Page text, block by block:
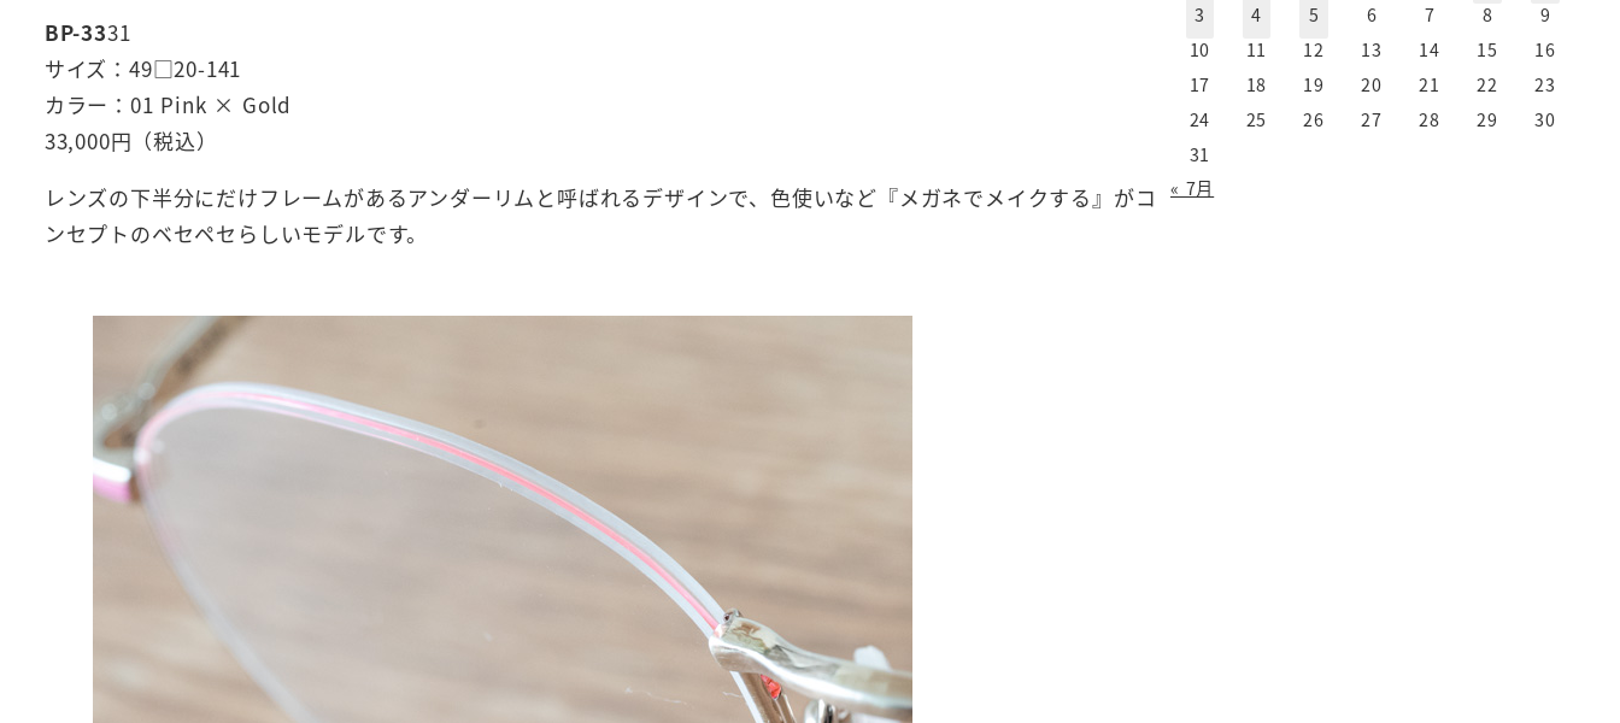
BP-3331
サイズ：49□20-141
カラー：01 Pink × Gold
33,000円（税込）
レンズの下半分にだけフレームがあるアンダーリムと呼ばれるデザインで、色使いなど『メガネでメイクする』がコ
ンセプトのベセペセらしいモデルです。
3
4 5 6 7 8
9
10
11 12 13 14 15
16
17
18 19 20 21 22
23
24
25 26 27 28 29
30
31
« 7月